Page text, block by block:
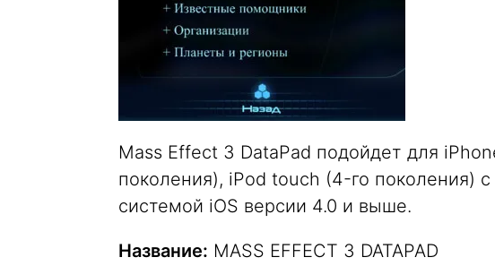
Mass Effect 3 DataPad подойдет для
поколения), iPod touch (4-го поколения)
системой iOS версии 4.0 и выше.
Название: MASS EFFECT 3 DATAPAD